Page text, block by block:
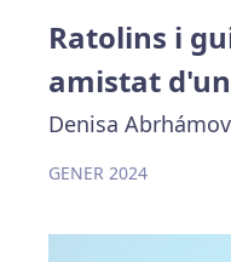
Ratolins i
amistat
Denisa
GENER 2024